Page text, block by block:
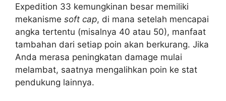
Expedition 33 kemungkinan besar memiliki
mekanisme soft cap, di mana setelah mencapai
angka tertentu (misalnya 40 atau 50), manfaat
tambahan dari setiap poin akan berkurang. Jika
Anda merasa peningkatan damage mulai
melambat, saatnya mengalihkan poin ke stat
pendukung lainnya.